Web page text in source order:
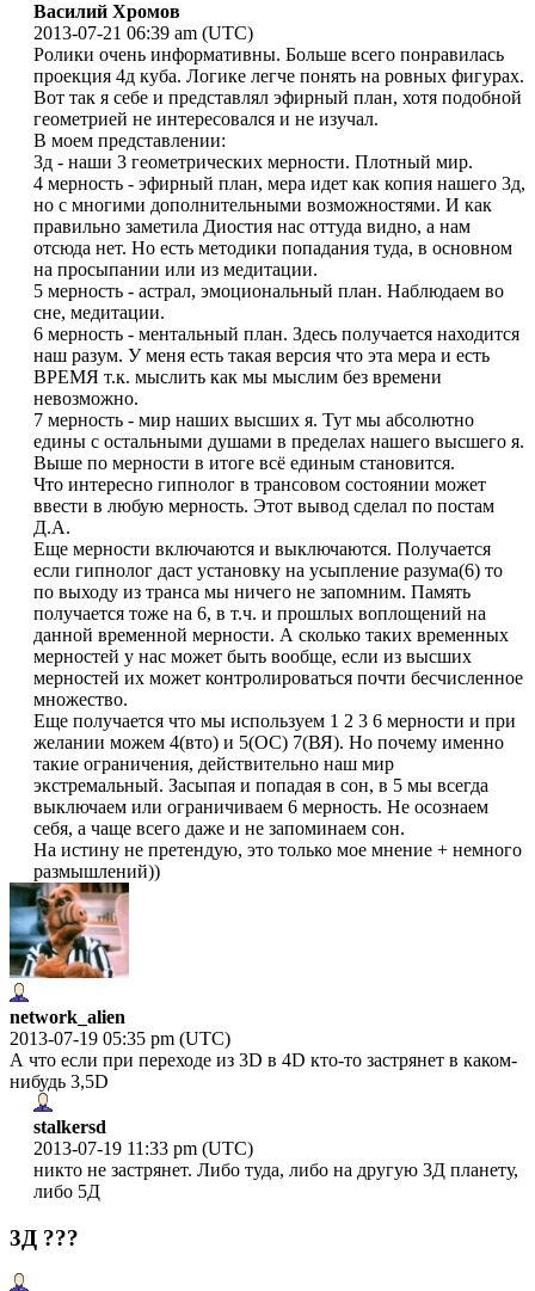
Василий Хромов
2013-07-21 06:39 am (UTC)
Ролики очень информативны. Больше всего понравилась
проекция 4д куба. Логике легче понять на ровных фигурах.
Вот так я себе и представлял эфирный план, хотя подобной
геометрией не интересовался и не изучал.
В моем представлении:
3д - наши 3 геометрических мерности. Плотный мир.
4 мерность - эфирный план, мера идет как копия нашего 3д,
но с многими дополнительными возможностями. И как
правильно заметила Диостия нас оттуда видно, а нам
отсюда нет. Но есть методики попадания туда, в основном
на просыпании или из медитации.
5 мерность - астрал, эмоциональный план. Наблюдаем во
сне, медитации.
6 мерность - ментальный план. Здесь получается находится
наш разум. У меня есть такая версия что эта мера и есть
ВРЕМЯ т.к. мыслить как мы мыслим без времени
невозможно.
7 мерность - мир наших высших я. Тут мы абсолютно
едины с остальными душами в пределах нашего высшего я.
Выше по мерности в итоге всё единым становится.
Что интересно гипнолог в трансовом состоянии может
ввести в любую мерность. Этот вывод сделал по постам
Д.А.
Еще мерности включаются и выключаются. Получается
если гипнолог даст установку на усыпление разума(6) то
по выходу из транса мы ничего не запомним. Память
получается тоже на 6, в т.ч. и прошлых воплощений на
данной временной мерности. А сколько таких временных
мерностей у нас может быть вообще, если из высших
мерностей их может контролироваться почти бесчисленное
множество.
Еще получается что мы используем 1 2 3 6 мерности и при
желании можем 4(вто) и 5(ОС) 7(ВЯ). Но почему именно
такие ограничения, действительно наш мир
экстремальный. Засыпая и попадая в сон, в 5 мы всегда
выключаем или ограничиваем 6 мерность. Не осознаем
себя, а чаще всего даже и не запоминаем сон.
На истину не претендую, это только мое мнение + немного
размышлений))
network_alien
2013-07-19 05:35 pm (UTC)
А что если при переходе из 3D в 4D кто-то застрянет в каком-
нибудь 3,5D
stalkersd
2013-07-19 11:33 pm (UTC)
никто не застрянет. Либо туда, либо на другую 3Д планету,
либо 5Д
3Д ???